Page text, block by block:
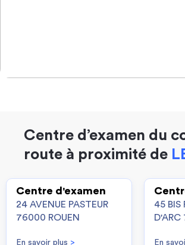
Centre d’examen du
route à proximité de
Centre d'examen
24 AVENUE PASTEUR
76000 ROUEN
En savoir plus >
45 BIS
D'ARC
En